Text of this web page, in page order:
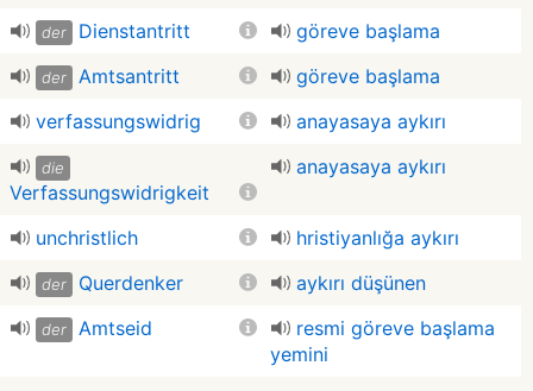
der Dienstantritt göreve başlama
der Amtsantritt
göreve başlama
verfassungswidrig
anayasaya aykırı
die
Verfassungswidrigkeit
anayasaya aykırı
unchristlich hristiyanlığa aykırı
der Querdenker aykırı düşünen
der Amtseid
resmi göreve başlama
yemini